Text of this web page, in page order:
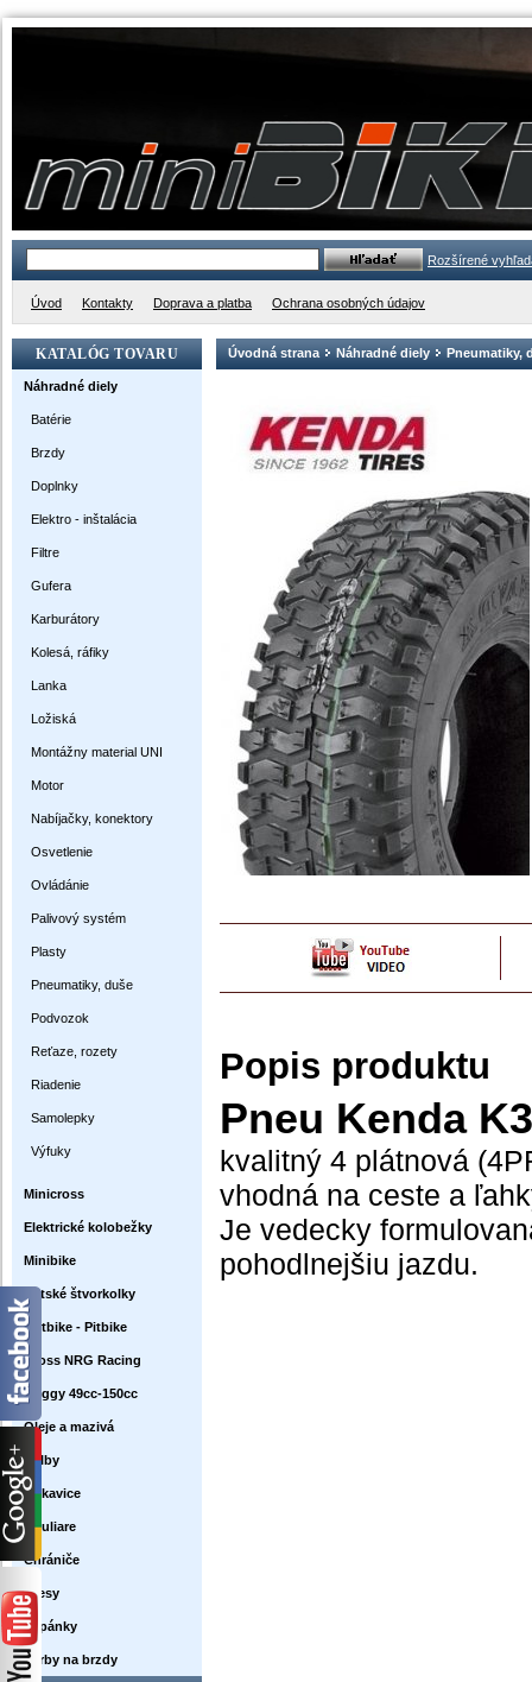
Rozšírené
Úvod Kontakty Doprava a platba Ochrana osobných údajov
KATALÓG TOVARU
Náhradné diely
Batérie
Brzdy
Doplnky
Elektro - inštalácia
Filtre
Gufera
Karburátory
Kolesá, ráfiky
Lanka
Ložiská
Montážny material UNI
Motor
Nabíjačky, konektory
Osvetlenie
Ovládánie
Palivový systém
Plasty
Pneumatiky, duše
Podvozok
Reťaze, rozety
Riadenie
Samolepky
Výfuky
Minicross
Elektrické kolobežky
Minibike
Detské štvorkolky
Dirtbike - Pitbike
Cross NRG Racing
Buggy 49cc-150cc
Oleje a mazivá
Prilby
Rukavice
Okuliare
Chrániče
Dresy
Topánky
Farby na brzdy
Úvodná strana Náhradné diely Pneumatiky,
Popis produktu
Pneu Kenda
kvalitný 4 plátnová
vhodná na ceste a
Je vedecky
pohodlnejšiu jazdu.